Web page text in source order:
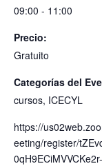
09:00 - 11:00
Precio:
Gratuito
Categorías del
cursos, ICECYL
https://
eeting/register/
0qH9ECiMVVCKe2r-